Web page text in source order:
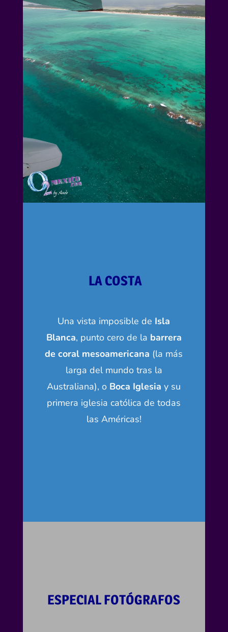
LA COSTA
Una vista imposible de Isla
Blanca, punto cero de la barrera
de coral mesoamericana (la más
larga del mundo tras la
Australiana), o Boca Iglesia y su
primera iglesia católica de todas
las Américas!
ESPECIAL FOTÓGRAFOS